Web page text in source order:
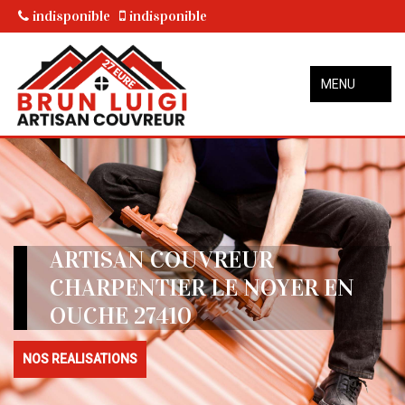
indisponible indisponible
MENU
ARTISAN COUVREUR
CHARPENTIER LE NOYER EN
OUCHE 27410
NOS REALISATIONS